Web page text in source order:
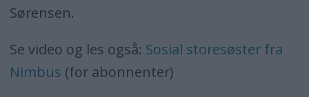
Sørensen.
Se video og les også: Sosial storesøster fra
Nimbus (for abonnenter)